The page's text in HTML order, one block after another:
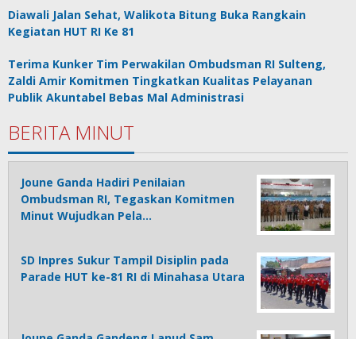
Diawali Jalan Sehat, Walikota Bitung Buka Rangkain
Kegiatan HUT RI Ke 81
Terima Kunker Tim Perwakilan Ombudsman RI Sulteng,
Zaldi Amir Komitmen Tingkatkan Kualitas Pelayanan
Publik Akuntabel Bebas Mal Administrasi
BERITA MINUT
Joune Ganda Hadiri Penilaian
Ombudsman RI, Tegaskan Komitmen
Minut Wujudkan Pela…
SD Inpres Sukur Tampil Disiplin pada
Parade HUT ke-81 RI di Minahasa Utara